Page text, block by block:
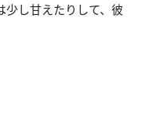
少し甘えたりして、彼